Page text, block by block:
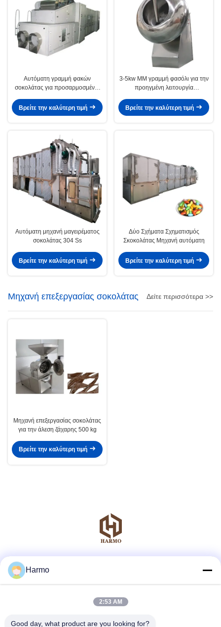
Αυτόματη γραμμή φακών
σοκολάτας για προσαρμοσμένες
Βρείτε την καλύτερη τιμή
3-5kw MM γραμμή φασόλι για την
προηγμένη λειτουργία
Βρείτε την καλύτερη τιμή
Αυτόματη μηχανή μαγειρέματος
σοκολάτας 304 Ss
Βρείτε την καλύτερη τιμή
Δύο Σχήματα Σχηματισμός
Σκοκολάτας Μηχανή αυτόματη
Βρείτε την καλύτερη τιμή
Μηχανή επεξεργασίας σοκολάτας Δείτε περισσότερα >>
Μηχανή επεξεργασίας σοκολάτας
για την άλεση ζάχαρης 500 kg
Βρείτε την καλύτερη τιμή
Harmo
2:53 AM
Good day, what product are you looking for?